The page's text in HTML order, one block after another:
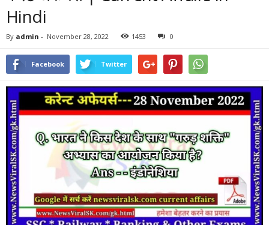
Hindi
By admin - November 28, 2022 1453 0
Facebook Twitter